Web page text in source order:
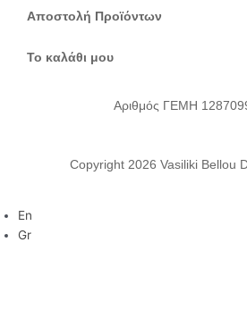
Αποστολή Προϊόντων
Το καλάθι μου
Αριθμός ΓΕΜΗ
Copyright 2026 Vasiliki Bellou
En
Gr